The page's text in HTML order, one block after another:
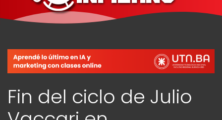
Fin del ciclo de Julio